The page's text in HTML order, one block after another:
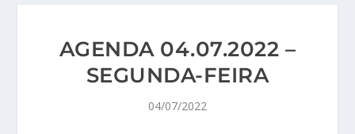
AGENDA 04.07.2022 –
SEGUNDA-FEIRA
04/07/2022